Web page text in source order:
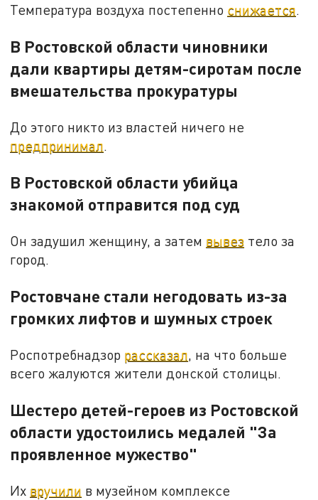
Температура воздуха постепенно снижается.
В Ростовской области чиновники
дали квартиры детям-сиротам после
вмешательства прокуратуры
До этого никто из властей ничего не
предпринимал.
В Ростовской области убийца
знакомой отправится под суд
Он задушил женщину, а затем вывез тело за
город.
Ростовчане стали негодовать из-за
громких лифтов и шумных строек
Роспотребнадзор рассказал, на что больше
всего жалуются жители донской столицы.
Шестеро детей-героев из Ростовской
области удостоились медалей "За
проявленное мужество"
Их вручили в музейном комплексе